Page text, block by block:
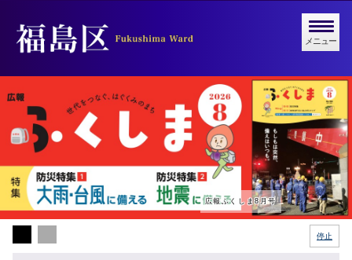
メニュー
広報ふくしま8月号
停止